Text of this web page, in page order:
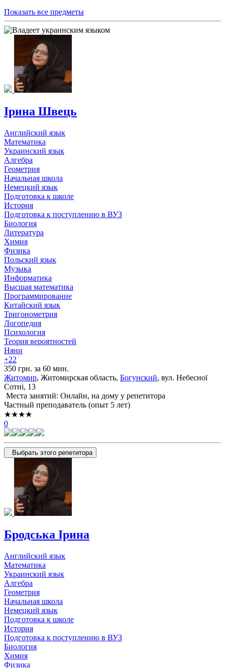
Показать все предметы
Ірина Швець
Английский язык
Математика
Украинский язык
Алгебра
Геометрия
Начальная школа
Немецкий язык
Подготовка к школе
История
Подготовка к поступлению в ВУЗ
Биология
Литература
Химия
Физика
Польский язык
Музыка
Информатика
Высшая математика
Программирование
Китайский язык
Тригонометрия
Логопедия
Психология
Теория вероятностей
Няни
+22
350 грн. за 60 мин.
Житомир, Житомирская область, Богунский, вул. Небесної
Сотні, 13
Места занятий: Онлайн, на дому у репетитора
Частный преподаватель (опыт 5 лет)
★★★★
0
Выбрать этого репетитора
Бродська Ірина
Английский язык
Математика
Украинский язык
Алгебра
Геометрия
Начальная школа
Немецкий язык
Подготовка к школе
История
Подготовка к поступлению в ВУЗ
Биология
Химия
Физика